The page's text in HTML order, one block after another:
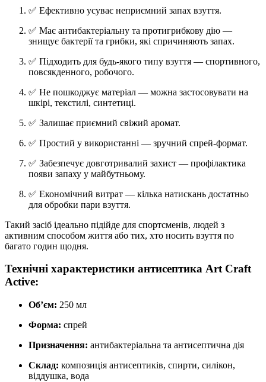
✅ Ефективно усуває неприємний запах взуття.
✅ Має антибактеріальну та протигрибкову дію —
знищує бактерії та грибки, які спричиняють запах.
✅ Підходить для будь-якого типу взуття — спортивного,
повсякденного, робочого.
✅ Не пошкоджує матеріал — можна застосовувати на
шкірі, текстилі, синтетиці.
✅ Залишає приємний свіжий аромат.
✅ Простий у використанні — зручний спрей-формат.
✅ Забезпечує довготривалий захист — профілактика
появи запаху у майбутньому.
✅ Економічний витрат — кілька натискань достатньо
для обробки пари взуття.
Такий засіб ідеально підійде для спортсменів, людей з
активним способом життя або тих, хто носить взуття по
багато годин щодня.
Технічні характеристики антисептика Art Craft
Active:
Обʼєм: 250 мл
Форма: спрей
Призначення: антибактеріальна та антисептична дія
Склад: композиція антисептиків, спирти, силікон,
віддушка, вода